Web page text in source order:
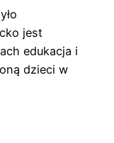
jest
edukacja i
dzieci w